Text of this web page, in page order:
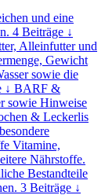
und eine
4 Beiträge ↓
Alleinfutter und
Gewicht
sowie die
↓ BARF &
sowie Hinweise
& Leckerlis
Vitamine,
Nährstoffe.
Bestandteile
3 Beiträge ↓